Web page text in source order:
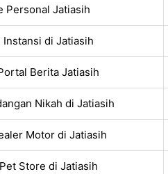
Personal Jatiasih
Instansi di Jatiasih
Berita Jatiasih
Nikah di Jatiasih
Motor di Jatiasih
Store di Jatiasih